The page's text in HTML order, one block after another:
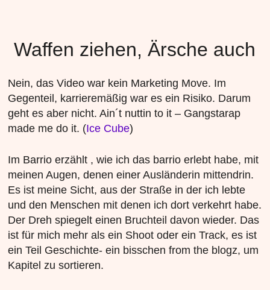
Waffen ziehen, Ärsche auch
Nein, das Video war kein Marketing Move. Im
Gegenteil, karrieremäßig war es ein Risiko. Darum
geht es aber nicht. Ain´t nuttin to it – Gangstarap
made me do it. (Ice Cube)
Im Barrio erzählt , wie ich das barrio erlebt habe, mit
meinen Augen, denen einer Ausländerin mittendrin.
Es ist meine Sicht, aus der Straße in der ich lebte
und den Menschen mit denen ich dort verkehrt habe.
Der Dreh spiegelt einen Bruchteil davon wieder. Das
ist für mich mehr als ein Shoot oder ein Track, es ist
ein Teil Geschichte- ein bisschen from the blogz, um
Kapitel zu sortieren.